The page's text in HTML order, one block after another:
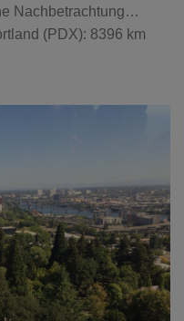
Nachbetrachtung…
(PDX): 8396 km